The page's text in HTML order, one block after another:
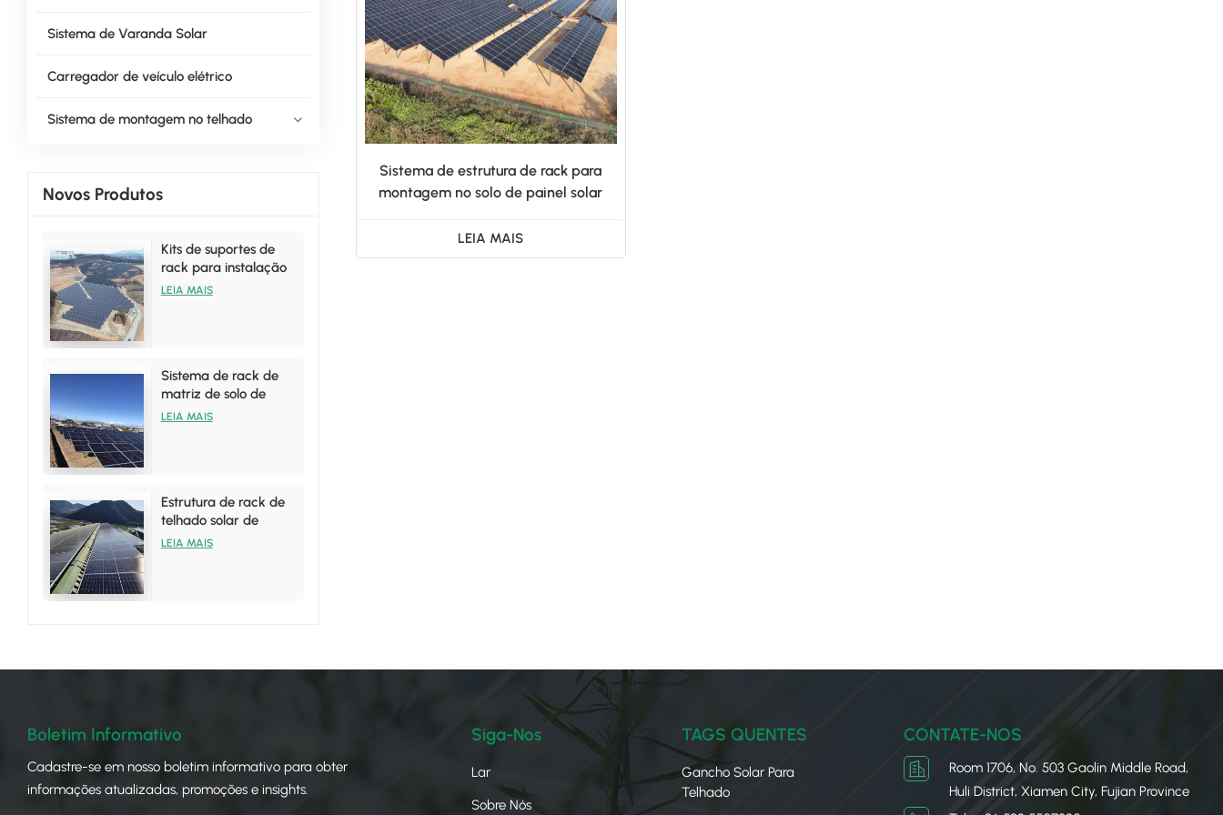
Sistema de Varanda Solar
Carregador de veículo elétrico
Sistema de montagem no telhado
Novos Produtos
Kits de suportes de
rack para instalação
solar terrestre de
LEIA MAIS
Sistema de rack de
matriz de solo de
painéis solares de
LEIA MAIS
Estrutura de rack de
telhado solar de
alumínio para
LEIA MAIS
Sistema de estrutura de rack para
montagem no solo de painel solar
LEIA MAIS
Boletim Informativo
Cadastre-se em nosso boletim informativo para obter
informações atualizadas, promoções e insights.
Siga-Nos
Lar
Sobre Nós
TAGS QUENTES
Gancho Solar Para
Telhado
CONTATE-NOS
Room 1706, No. 503 Gaolin Middle Road,
Huli District, Xiamen City, Fujian Province